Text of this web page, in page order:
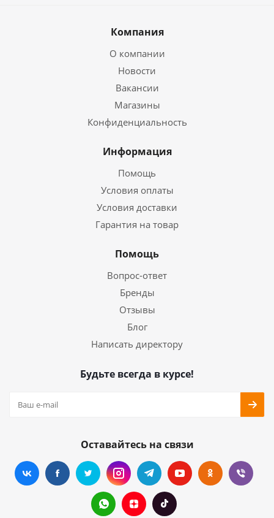
Компания
О компании
Новости
Вакансии
Магазины
Конфиденциальность
Информация
Помощь
Условия оплаты
Условия доставки
Гарантия на товар
Помощь
Вопрос-ответ
Бренды
Отзывы
Блог
Написать директору
Будьте всегда в курсе!
Оставайтесь на связи